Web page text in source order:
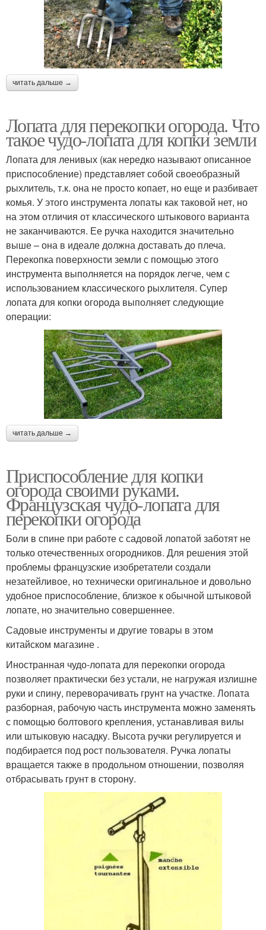
читать дальше →
Лопата для перекопки огорода. Что
такое чудо-лопата для копки земли
Лопата для ленивых (как нередко называют описанное
приспособление) представляет собой своеобразный
рыхлитель, т.к. она не просто копает, но еще и разбивает
комья. У этого инструмента лопаты как таковой нет, но
на этом отличия от классического штыкового варианта
не заканчиваются. Ее ручка находится значительно
выше – она в идеале должна доставать до плеча.
Перекопка поверхности земли с помощью этого
инструмента выполняется на порядок легче, чем с
использованием классического рыхлителя. Супер
лопата для копки огорода выполняет следующие
операции:
читать дальше →
Приспособление для копки
огорода своими руками.
Французская чудо-лопата для
перекопки огорода
Боли в спине при работе с садовой лопатой заботят не
только отечественных огородников. Для решения этой
проблемы французские изобретатели создали
незатейливое, но технически оригинальное и довольно
удобное приспособление, близкое к обычной штыковой
лопате, но значительно совершеннее.
Садовые инструменты и другие товары в этом
китайском магазине .
Иностранная чудо-лопата для перекопки огорода
позволяет практически без устали, не нагружая излишне
руки и спину, переворачивать грунт на участке. Лопата
разборная, рабочую часть инструмента можно заменять
с помощью болтового крепления, устанавливая вилы
или штыковую насадку. Высота ручки регулируется и
подбирается под рост пользователя. Ручка лопаты
вращается также в продольном отношении, позволяя
отбрасывать грунт в сторону.